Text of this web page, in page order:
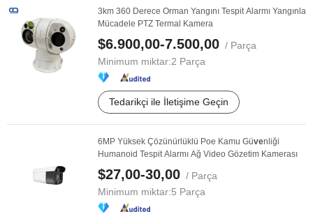
3km 360 Derece Orman Yangını Tespit Alarmı Yangınla
Mücadele PTZ Termal Kamera
$6.900,00-7.500,00 / Parça
Minimum miktar:2 Parça
Tedarikçi ile İletişime Geçin
6MP Yüksek Çözünürlüklü Poe Kamu Güvenliği
Humanoid Tespit Alarmı Ağ Video Gözetim Kamerası
$27,00-30,00 / Parça
Minimum miktar:5 Parça